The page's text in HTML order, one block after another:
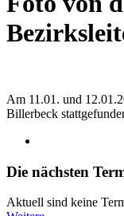
Am 11.01. und
Billerbeck
Die nächsten
Aktuell sind keine